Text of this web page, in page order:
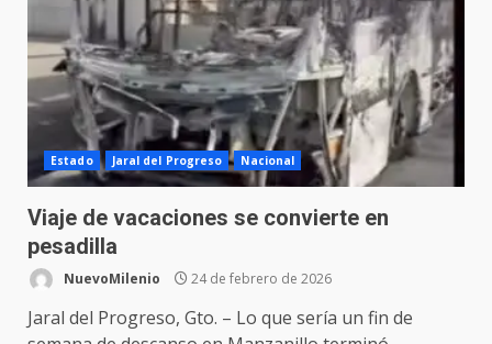
Estado Jaral del Progreso Nacional
Viaje de vacaciones se convierte en
pesadilla
NuevoMilenio 24 de febrero de 2026
Jaral del Progreso, Gto. – Lo que sería un fin de